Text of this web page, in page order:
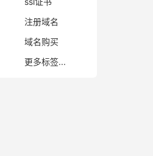
注册域名
域名购买
更多标签...